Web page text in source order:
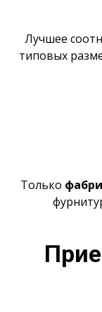
Лучшее
типовых
Только